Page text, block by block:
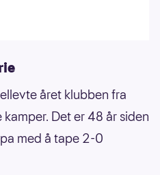
året klubben fra
Det er 48 år siden
med å tape 2-0